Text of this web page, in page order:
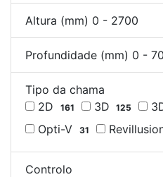
Altura (mm) 0 - 2700
Profundidade (mm) 0 -
Tipo da chama
2D
161 3D 125
Opti-V 31
Controlo